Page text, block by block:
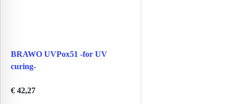
BRAWO UVPox51 -for UV
curing-
€ 42,27